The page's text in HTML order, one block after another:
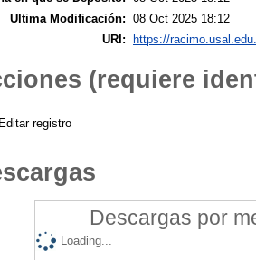
Ultima Modificación: 08 Oct 2025 18:12
URI:
https://
(requiere
Editar registro
Descargas por
Loading...